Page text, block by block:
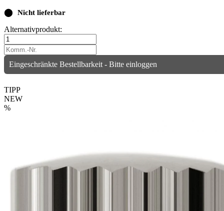
⬤ Nicht lieferbar
Alternativprodukt:
Eingeschränkte Bestellbarkeit - Bitte einloggen
TIPP
NEW
%